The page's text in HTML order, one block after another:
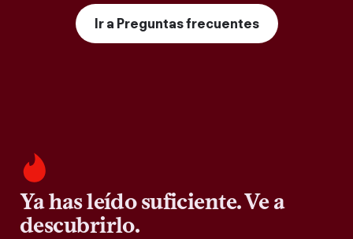
Ir a Preguntas frecuentes
Ya has leído suficiente. Ve a
descubrirlo.